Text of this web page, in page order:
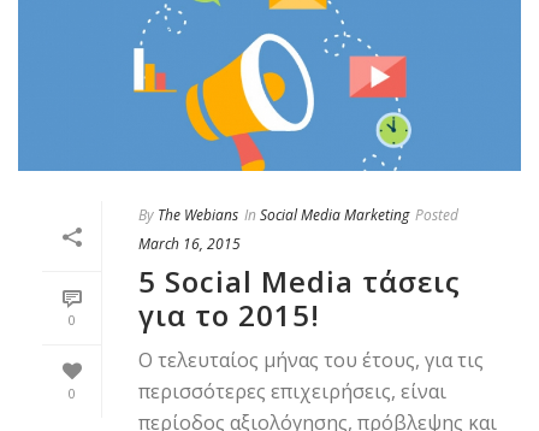
0
0
By The Webians In Social Media Marketing Posted
March 16, 2015
5 Social Media τάσεις
για το 2015!
Ο τελευταίος μήνας του έτους, για τις
περισσότερες επιχειρήσεις, είναι
περίοδος αξιολόγησης, πρόβλεψης και